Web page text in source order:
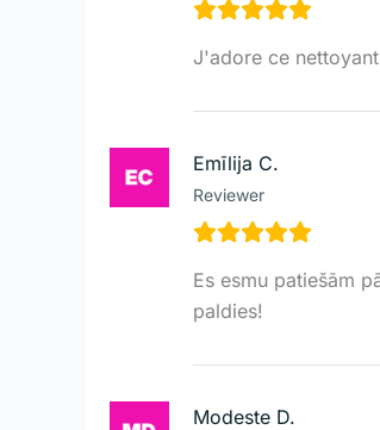
J'adore ce
Emīlija C.
Reviewer
Es esmu patiešām
paldies!
Modeste D.